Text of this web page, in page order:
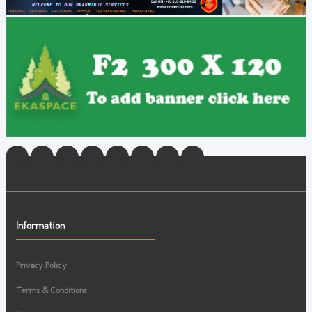
Information
Privacy Policy
Terms & Conditions